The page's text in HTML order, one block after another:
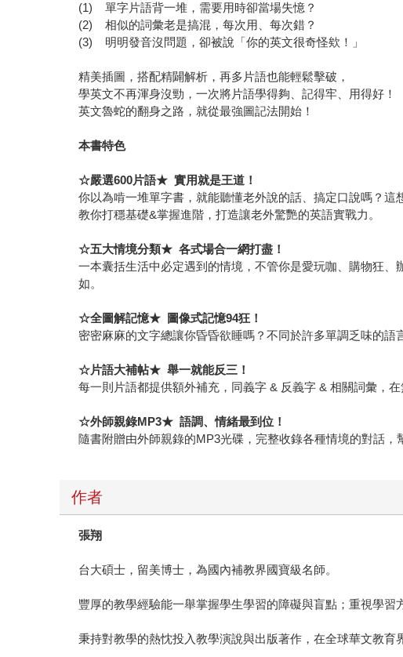
(1) 單字片語背一堆，需要用時卻當場失憶？
(2) 相似的詞彙老是搞混，每次用、每次錯？
(3) 明明發音沒問題，卻被說「你的英文很奇怪欸！」
精美插圖，搭配精闢解析，再多片語也能輕鬆擊破，
學英文不再渾身沒勁，一次將片語學得夠、記得牢、用得好！
英文魯蛇的翻身之路，就從最強圖記法開始！
本書特色
☆嚴選600片語★ 實用就是王道！
你以為啃一堆單字書，就能聽懂老外說的話、搞定口說嗎？
教你打穩基礎&掌握進階，打造讓老外驚艷的英語實戰力。
☆五大情境分類★ 各式場合一網打盡！
一本囊括生活中必定遇到的情境，不管你是愛玩咖、購物狂
如。
☆全圖解記憶★ 圖像式記憶94狂！
密密麻麻的文字總讓你昏昏欲睡嗎？不同於許多單調乏味的
☆片語大補帖★ 舉一就能反三！
每一則片語都提供額外補充，同義字 & 反義字 & 相關詞彙，在
☆外師親錄MP3★ 語調、情緒最到位！
隨書附贈由外師親錄的MP3光碟，完整收錄各種情境的對話
作者
張翔
台大碩士，留美博士，為國內補教界國寶級名師。
豐厚的教學經驗能一舉掌握學生學習的障礙與盲點；重視學
秉持對教學的熱忱投入教學演說與出版著作，在全球華文教育